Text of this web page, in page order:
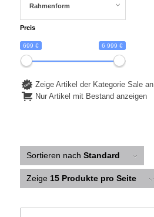
Rahmenform
Preis
699 € 6 999 €
Zeige Artikel der Kategorie Sale an
Nur Artikel mit Bestand anzeigen
Sortieren nach Standard
Zeige 15 Produkte pro Seite